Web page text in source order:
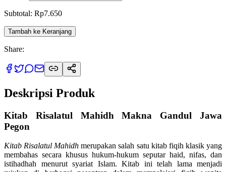
Subtotal: Rp7.650
Tambah ke Keranjang
Share:
Deskripsi Produk
Kitab Risalatul Mahidh Makna Gandul Jawa
Pegon
Kitab Risalatul Mahidh merupakan salah satu kitab fiqih klasik yang
membahas secara khusus hukum-hukum seputar haid, nifas, dan
istihadhah menurut syariat Islam. Kitab ini telah lama menjadi